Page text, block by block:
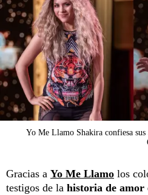
Yo Me Llamo Shakira confiesa
Gracias a Yo Me Llamo los
testigos de la historia de amor